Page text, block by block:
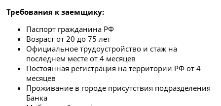
Требования к заемщику:
Паспорт гражданина РФ
Возраст от 20 до 75 лет
Официальное трудоустройство и стаж на
последнем месте от 4 месяцев
Постоянная регистрация на территории РФ от 4
месяцев
Проживание в городе присутствия подразделения
Банка